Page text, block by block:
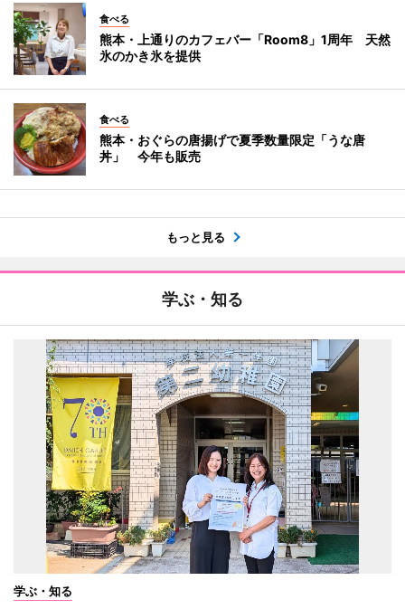
食べる
熊本・上通りのカフェバー「Room8」1周年 天然
氷のかき氷を提供
食べる
熊本・おぐらの唐揚げで夏季数量限定「うな唐
丼」 今年も販売
もっと見る
学ぶ・知る
学ぶ・知る